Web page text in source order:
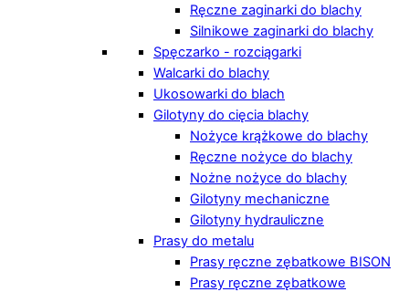
Ręczne zaginarki do blachy
Silnikowe zaginarki do blachy
Spęczarko - rozciągarki
Walcarki do blachy
Ukosowarki do blach
Gilotyny do cięcia blachy
Nożyce krążkowe do blachy
Ręczne nożyce do blachy
Nożne nożyce do blachy
Gilotyny mechaniczne
Gilotyny hydrauliczne
Prasy do metalu
Prasy ręczne zębatkowe BISON
Prasy ręczne zębatkowe